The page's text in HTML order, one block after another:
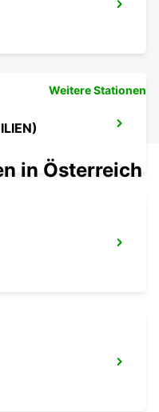
Weitere Stationen
in Österreich